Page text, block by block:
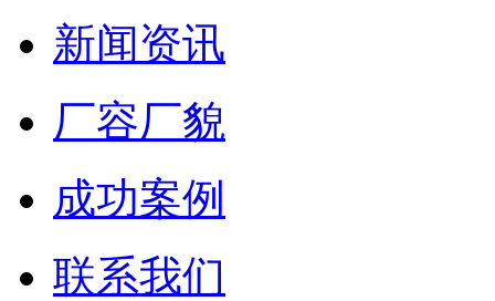
新闻资讯
厂容厂貌
成功案例
联系我们